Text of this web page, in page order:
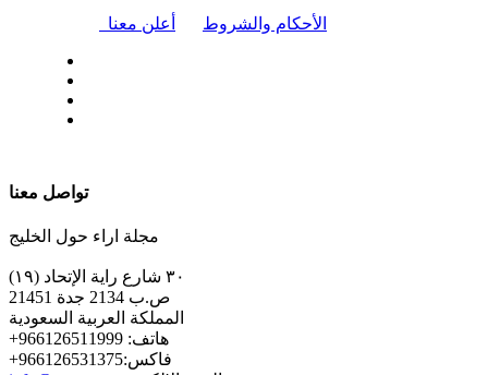
أعلن معنا الأحكام والشروط
تواصل معنا
مجلة اراء حول الخليج
٣٠ شارع راية الإتحاد (١٩)
ص.ب 2134 جدة 21451
المملكة العربية السعودية
+هاتف: 966126511999
+فاكس:966126531375